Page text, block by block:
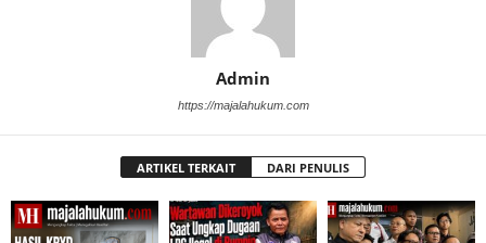
Admin
https://majalahukum.com
ARTIKEL TERKAIT DARI PENULIS